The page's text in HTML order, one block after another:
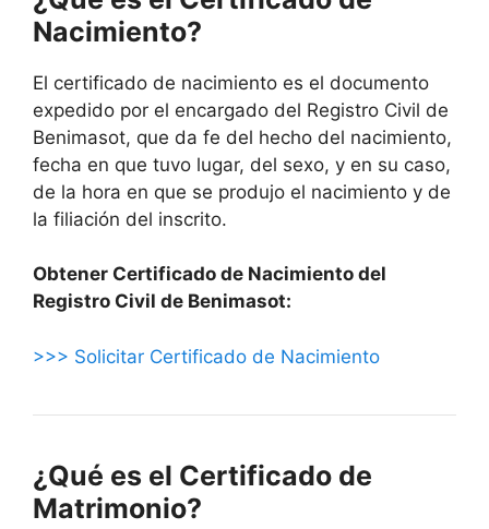
Nacimiento?
El certificado de nacimiento es el documento
expedido por el encargado del Registro Civil de
Benimasot, que da fe del hecho del nacimiento,
fecha en que tuvo lugar, del sexo, y en su caso,
de la hora en que se produjo el nacimiento y de
la filiación del inscrito.
Obtener Certificado de Nacimiento del
Registro Civil de Benimasot:
>>> Solicitar Certificado de Nacimiento
¿Qué es el Certificado de
Matrimonio?